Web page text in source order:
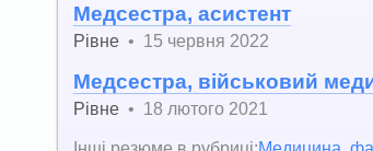
Медсестра, асистент
Рівне • 15 червня 2022
Медсестра, військовий
Рівне • 18 лютого 2021